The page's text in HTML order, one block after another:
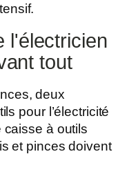
l'électricien
tout
deux
pour l’électricité
caisse à outils
et pinces doivent